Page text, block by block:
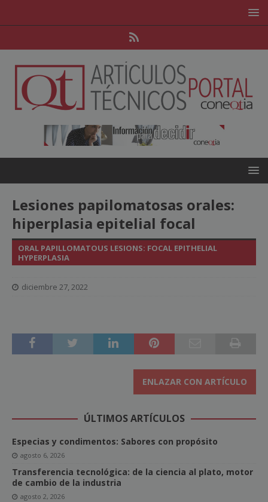
Lesiones papilomatosas orales:
hiperplasia epitelial focal
ORAL PAPILLOMATOUS LESIONS: FOCAL EPITHELIAL
HYPERPLASIA
diciembre 27, 2022
ENLAZAR CON ARTÍCULO
ÚLTIMOS ARTÍCULOS
Especias y condimentos: Sabores con propósito
agosto 6, 2026
Transferencia tecnológica: de la ciencia al plato, motor
de cambio de la industria
agosto 2, 2026